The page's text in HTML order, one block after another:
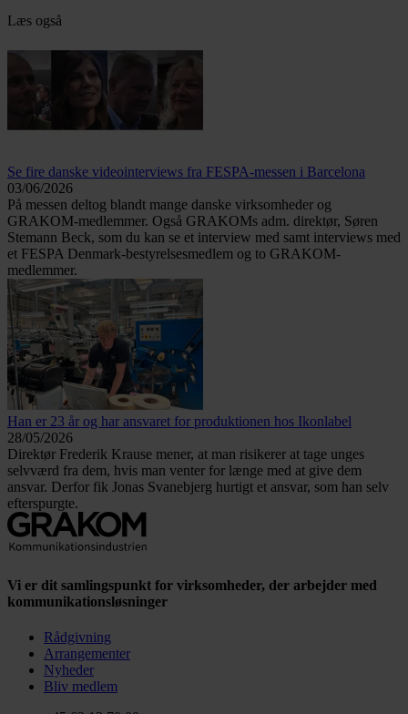
Læs også
Se fire danske videointerviews fra FESPA-messen i Barcelona
03/06/2026
På messen deltog blandt mange danske virksomheder og
GRAKOM-medlemmer. Også GRAKOMs adm. direktør, Søren
Stemann Beck, som du kan se et interview med samt interviews med
et FESPA Denmark-bestyrelsesmedlem og to GRAKOM-
medlemmer.
Han er 23 år og har ansvaret for produktionen hos Ikonlabel
28/05/2026
Direktør Frederik Krause mener, at man risikerer at tage unges
selvværd fra dem, hvis man venter for længe med at give dem
ansvar. Derfor fik Jonas Svanebjerg hurtigt et ansvar, som han selv
efterspurgte.
Vi er dit samlingspunkt for virksomheder, der arbejder med
kommunikationsløsninger
Rådgivning
Arrangementer
Nyheder
Bliv medlem